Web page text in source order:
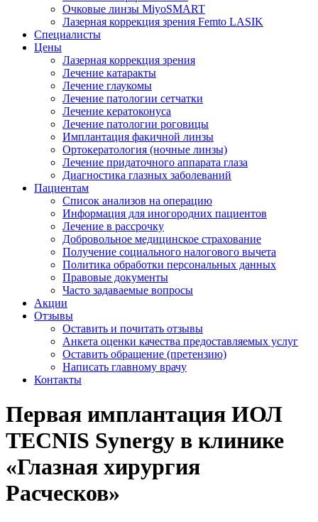
Очковые линзы MiyoSMART
Лазерная коррекция зрения Femto LASIK
Специалисты
Цены
Лазерная коррекция зрения
Лечение катаракты
Лечение глаукомы
Лечение патологии сетчатки
Лечение кератоконуса
Лечение патологии роговицы
Имплантация факичной линзы
Ортокератология (ночные линзы)
Лечение придаточного аппарата глаза
Диагностика глазных заболеваний
Пациентам
Список анализов на операцию
Информация для иногородних пациентов
Лечение в рассрочку
Добровольное медицинское страхование
Получение социального налогового вычета
Политика обработки персональных данных
Правовые документы
Часто задаваемые вопросы
Акции
Отзывы
Оставить и почитать отзывы
Анкета оценки качества предоставляемых услуг
Оставить обращение (претензию)
Написать главному врачу
Контакты
Первая имплантация ИОЛ
TECNIS Synergy в клинике
«Глазная хирургия
Расческов»